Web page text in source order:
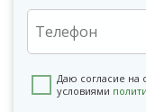
Даю согласие на
условиями